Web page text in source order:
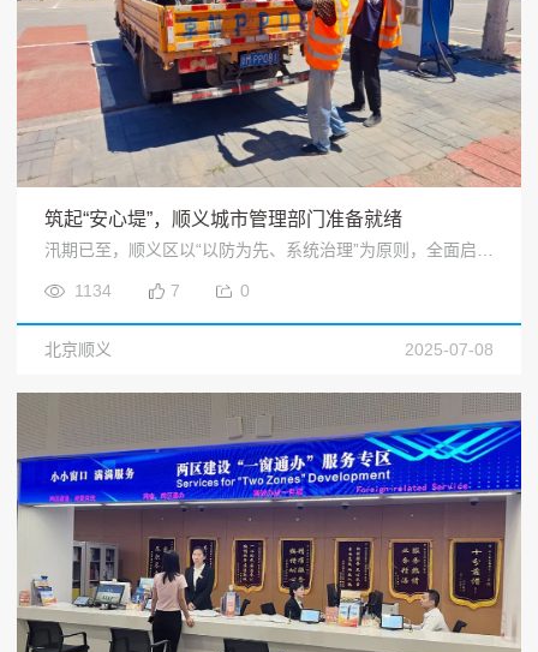
筑起“安心堤”，顺义城市管理部门准备就绪
汛期已至，顺义区以“以防为先、系统治理”为原则，全面启动防汛准备工作，通过物资储备、隐患排查、机制建设等多种举措，为城市安全度汛筑牢防线。<
1134 7 0
2025-07-08
北京顺义